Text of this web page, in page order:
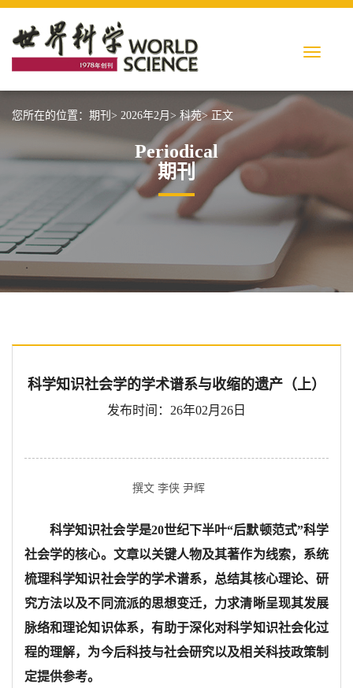
您所在的位置： 期刊> 2026年2月> 科苑> 正文
Periodical
期刊
科学知识社会学的学术谱系与收缩的遗产（上）
发布时间：26年02月26日
撰文 李侠 尹辉
科学知识社会学是20世纪下半叶“后默顿范式”科学
社会学的核心。文章以关键人物及其著作为线索，系统
梳理科学知识社会学的学术谱系，总结其核心理论、研
究方法以及不同流派的思想变迁，力求清晰呈现其发展
脉络和理论知识体系，有助于深化对科学知识社会化过
程的理解，为今后科技与社会研究以及相关科技政策制
定提供参考。